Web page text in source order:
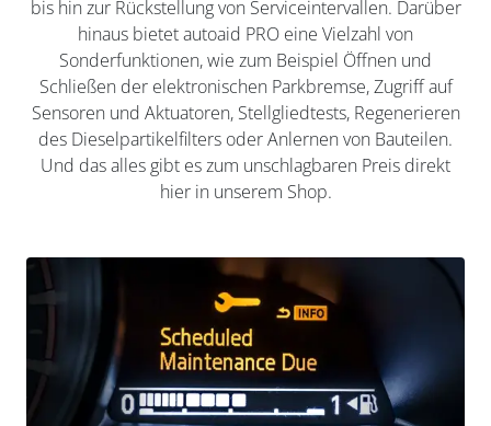
bis hin zur Rückstellung von Serviceintervallen. Darüber
hinaus bietet autoaid PRO eine Vielzahl von
Sonderfunktionen, wie zum Beispiel Öffnen und
Schließen der elektronischen Parkbremse, Zugriff auf
Sensoren und Aktuatoren, Stellgliedtests, Regenerieren
des Dieselpartikelfilters oder Anlernen von Bauteilen.
Und das alles gibt es zum unschlagbaren Preis direkt
hier in unserem Shop.